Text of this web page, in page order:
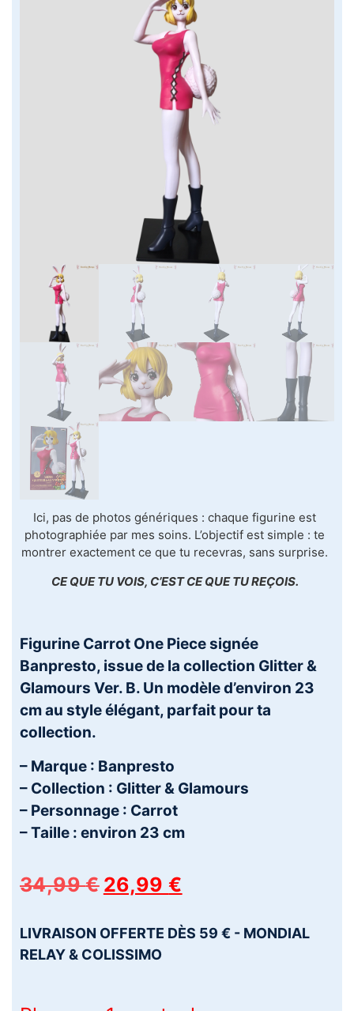
Ici, pas de photos génériques : chaque figurine est
photographiée par mes soins. L’objectif est simple : te
montrer exactement ce que tu recevras, sans surprise.
CE QUE TU VOIS, C’EST CE QUE TU REÇOIS.
Figurine Carrot One Piece signée
Banpresto, issue de la collection Glitter &
Glamours Ver. B. Un modèle d’environ 23
cm au style élégant, parfait pour ta
collection.
– Marque : Banpresto
– Collection : Glitter & Glamours
– Personnage : Carrot
– Taille : environ 23 cm
34,99€ 26,99€
LIVRAISON OFFERTE DÈS 59 € - MONDIAL
RELAY & COLISSIMO